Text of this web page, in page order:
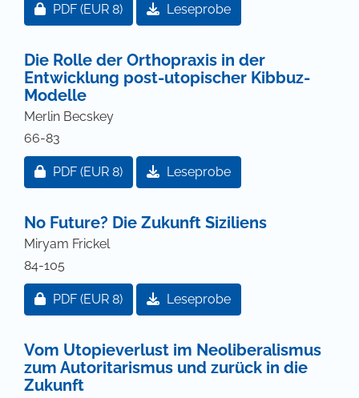
Zugang für Abonnent/innen oder durch Zahlung
PDF (EUR 8) Leseprobe
Die Rolle der Orthopraxis in der
Entwicklung post-utopischer Kibbuz-
Modelle
Merlin Becskey
66-83
Zugang für Abonnent/innen oder durch Zahlung
PDF (EUR 8) Leseprobe
No Future? Die Zukunft Siziliens
Miryam Frickel
84-105
Zugang für Abonnent/innen oder durch Zahlung
PDF (EUR 8) Leseprobe
Vom Utopieverlust im Neoliberalismus
zum Autoritarismus und zurück in die
Zukunft